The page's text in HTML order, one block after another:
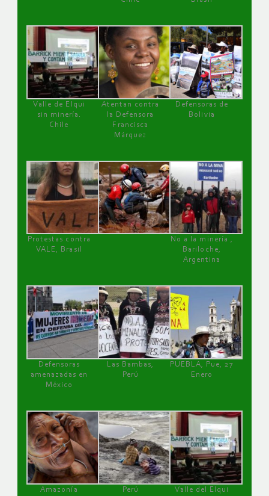
Valle de Elqui
sin minería.
Chile
Atentan contra
la Defensora
Francisca
Márquez
Defensoras de
Bolivia
Protestas contra
VALE, Brasil
No a la minería ,
Bariloche,
Argentina
Defensoras
amenazadas en
México
Las Bambas,
Perú
PUEBLA, Pue, 27
Enero
Amazonía
Perú
Valle del Elqui